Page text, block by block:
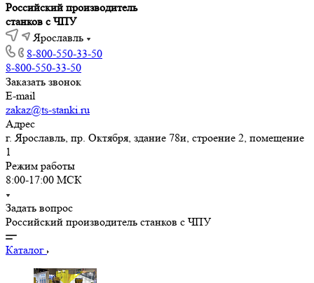
Российский производитель
станков с ЧПУ
Ярославль
8-800-550-33-50
8-800-550-33-50
Заказать звонок
E-mail
zakaz@ts-stanki.ru
Адрес
г. Ярославль, пр. Октября, здание 78и, строение 2, помещение
1
Режим работы
8:00-17:00 МСК
Задать вопрос
Российский производитель станков с ЧПУ
Каталог